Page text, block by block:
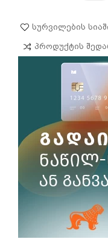
Სურვილების
Პროდუქტის